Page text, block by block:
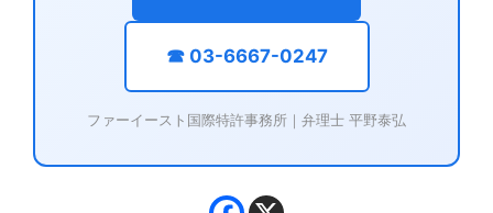
☎ 03-6667-0247
ファーイースト国際特許事務所｜弁理士 平野泰弘